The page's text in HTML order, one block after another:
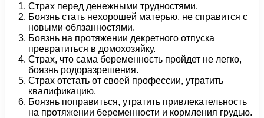
Страх перед денежными трудностями.
Боязнь стать нехорошей матерью, не справится с
новыми обязанностями.
Боязнь на протяжении декретного отпуска
превратиться в домохозяйку.
Страх, что сама беременность пройдет не легко,
боязнь родоразрешения.
Страх отстать от своей профессии, утратить
квалификацию.
Боязнь поправиться, утратить привлекательность
на протяжении беременности и кормления грудью.